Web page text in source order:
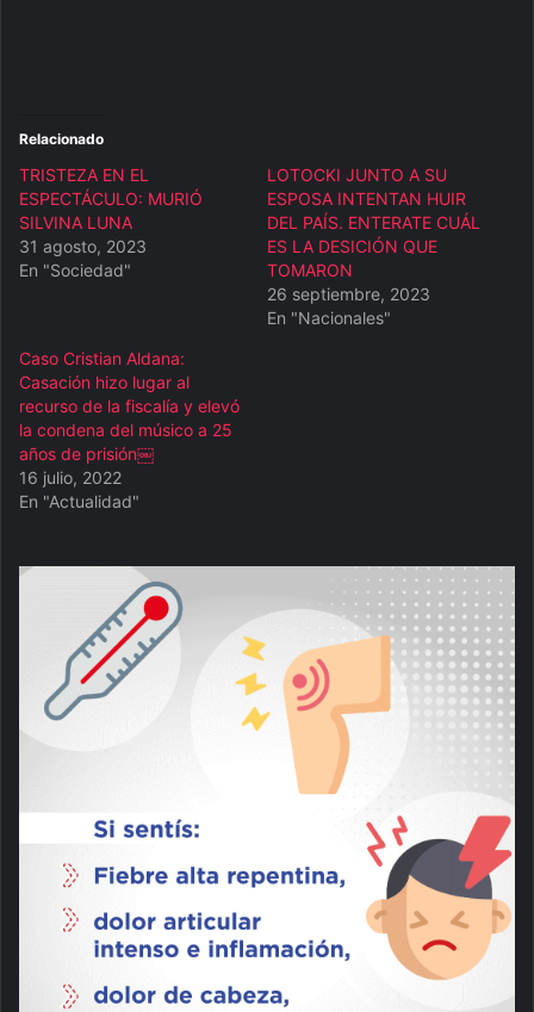
Relacionado
TRISTEZA EN EL
ESPECTÁCULO: MURIÓ
SILVINA LUNA
31 agosto, 2023
En "Sociedad"
LOTOCKI JUNTO A SU
ESPOSA INTENTAN HUIR
DEL PAÍS. ENTERATE CUÁL
ES LA DESICIÓN QUE
TOMARON
26 septiembre, 2023
En "Nacionales"
Caso Cristian Aldana:
Casación hizo lugar al
recurso de la fiscalía y elevó
la condena del músico a 25
años de prisión￼
16 julio, 2022
En "Actualidad"